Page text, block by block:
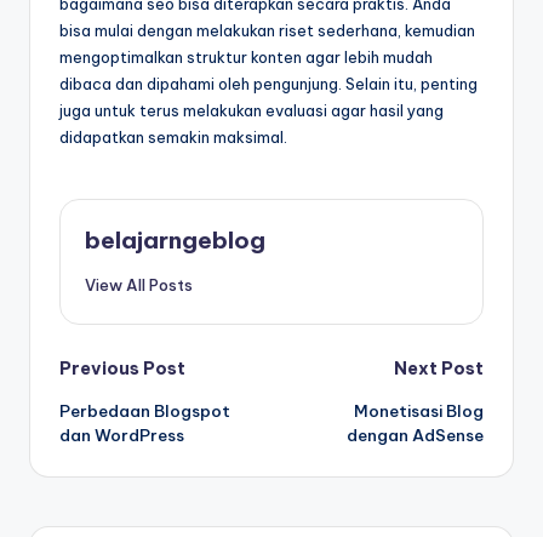
bisa mulai dengan melakukan riset sederhana, kemudian
mengoptimalkan struktur konten agar lebih mudah
dibaca dan dipahami oleh pengunjung. Selain itu, penting
juga untuk terus melakukan evaluasi agar hasil yang
didapatkan semakin maksimal.
belajarngeblog
View All Posts
Post
navigation
Previous Post
Perbedaan Blogspot
dan WordPress
Next Post
Monetisasi Blog
dengan AdSense